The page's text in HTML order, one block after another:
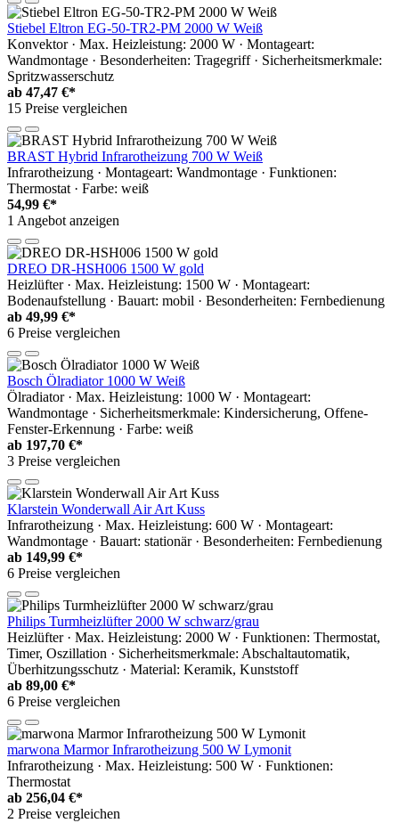
Stiebel Eltron EG-50-TR2-PM 2000 W Weiß
Konvektor · Max. Heizleistung: 2000 W · Montageart:
Wandmontage · Besonderheiten: Tragegriff · Sicherheitsmerkmale:
Spritzwasserschutz
ab 47,47 €*
15 Preise vergleichen
BRAST Hybrid Infrarotheizung 700 W Weiß
Infrarotheizung · Montageart: Wandmontage · Funktionen:
Thermostat · Farbe: weiß
54,99 €*
1 Angebot anzeigen
DREO DR-HSH006 1500 W gold
Heizlüfter · Max. Heizleistung: 1500 W · Montageart:
Bodenaufstellung · Bauart: mobil · Besonderheiten: Fernbedienung
ab 49,99 €*
6 Preise vergleichen
Bosch Ölradiator 1000 W Weiß
Ölradiator · Max. Heizleistung: 1000 W · Montageart:
Wandmontage · Sicherheitsmerkmale: Kindersicherung, Offene-
Fenster-Erkennung · Farbe: weiß
ab 197,70 €*
3 Preise vergleichen
Klarstein Wonderwall Air Art Kuss
Infrarotheizung · Max. Heizleistung: 600 W · Montageart:
Wandmontage · Bauart: stationär · Besonderheiten: Fernbedienung
ab 149,99 €*
6 Preise vergleichen
Philips Turmheizlüfter 2000 W schwarz/grau
Heizlüfter · Max. Heizleistung: 2000 W · Funktionen: Thermostat,
Timer, Oszillation · Sicherheitsmerkmale: Abschaltautomatik,
Überhitzungsschutz · Material: Keramik, Kunststoff
ab 89,00 €*
6 Preise vergleichen
marwona Marmor Infrarotheizung 500 W Lymonit
Infrarotheizung · Max. Heizleistung: 500 W · Funktionen:
Thermostat
ab 256,04 €*
2 Preise vergleichen